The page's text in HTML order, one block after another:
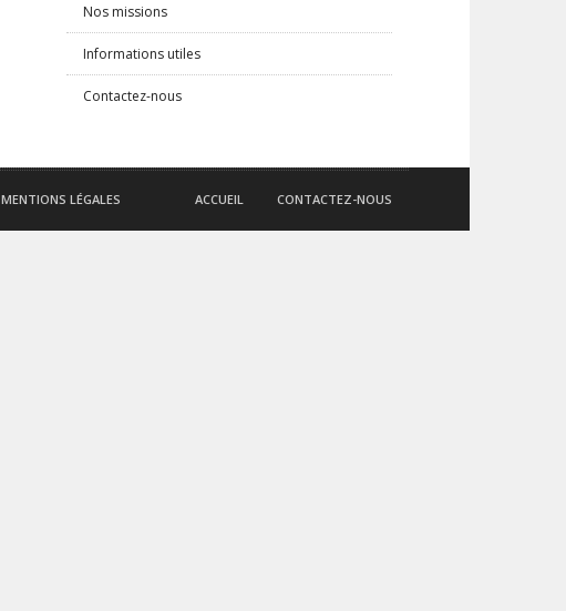
Nos missions
Informations utiles
Contactez-nous
MENTIONS LÉGALES ACCUEIL CONTACTEZ-NOUS